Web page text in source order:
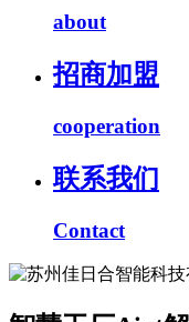
about
招商加盟
cooperation
联系我们
Contact